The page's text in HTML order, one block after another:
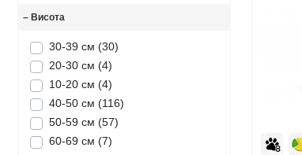
– Висота
30-39 см (30)
20-30 см (4)
10-20 см (4)
40-50 см (116)
50-59 см (57)
60-69 см (7)